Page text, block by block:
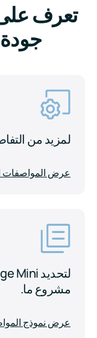
تعرف
جودة
لمزيد من
عرض المواصفات
مشروع ما.
عرض نموذج